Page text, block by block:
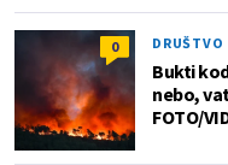
0 DRUŠTVO
Bukti
nebo,
FOTO/